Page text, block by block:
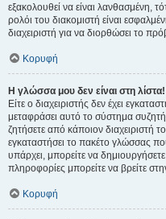
εξακολουθεί να είναι λανθασμένη,
ρολόι του διακομιστή είναι
διαχειριστή για να διορθώσει το
Κορυφή
Η γλώσσα μου δεν είναι στη λίστα!
Είτε ο διαχειριστής δεν έχει
μεταφράσει αυτό το σύστημα
ζητήσετε από κάποιον διαχειριστή
εγκαταστήσει το πακέτο γλώσσας
υπάρχει, μπορείτε να
πληροφορίες μπορείτε να βρείτε
Κορυφή